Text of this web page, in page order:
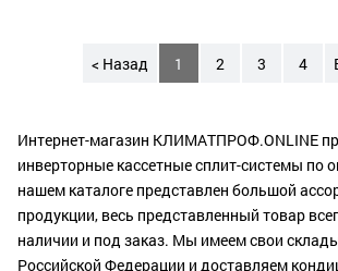
< Назад 1 2 3 4
Интернет-магазин КЛИМАТПРОФ.ONLINE
инверторные кассетные сплит-системы по
нашем каталоге представлен большой
продукции, весь представленный товар
наличии и под заказ. Мы имеем свои
Российской Федерации и доставляем